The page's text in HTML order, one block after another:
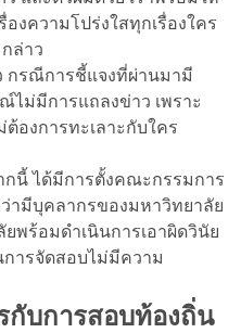
งความโปร่งใสทุกเรื่องใคร
ล่าว
กรณีการชี้แจงที่ผ่านมามี
ไม่มีการแถลงข่าว เพราะ
องการทะเลาะกับใคร
กนี้ ได้มีการตั้งคณะกรรมการ
ามีบุคลากรของมหาวิทยาลัย
พร้อมดำเนินการเอาผิดวินัย
ารจัดสอบไม่มีความ
กับการสอบท้องถิ่น